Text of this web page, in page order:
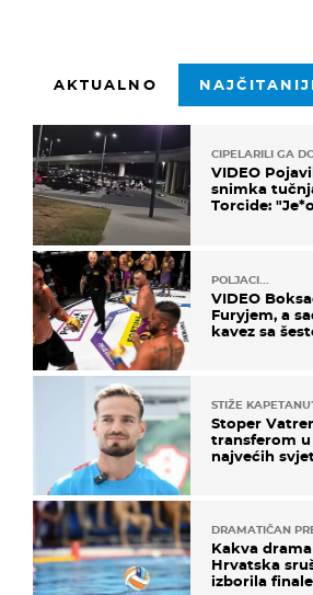
AKTUALNO
CIPELARILI GA
VIDEO
snimka
Torcide:
POLJACI...
VIDEO
Furyjem, a
kavez sa
STIŽE
Stoper
transferom u
najvećih
DRAMATIČAN
Kakva
Hrvatska
izborila